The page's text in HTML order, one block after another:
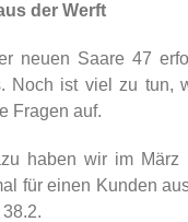
der Werft
neuen Saare 47
Noch ist viel zu tun,
Fragen auf.
haben wir im
für einen Kunden